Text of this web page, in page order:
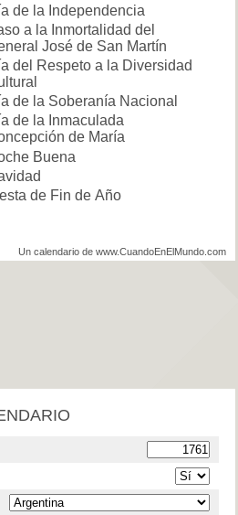
de la Independencia
a la Inmortalidad del
José de San Martín
del Respeto a la Diversidad
de la Soberanía Nacional
de la Inmaculada
de María
Buena
de Fin de Año
Un calendario de www.CuandoEnElMundo.com